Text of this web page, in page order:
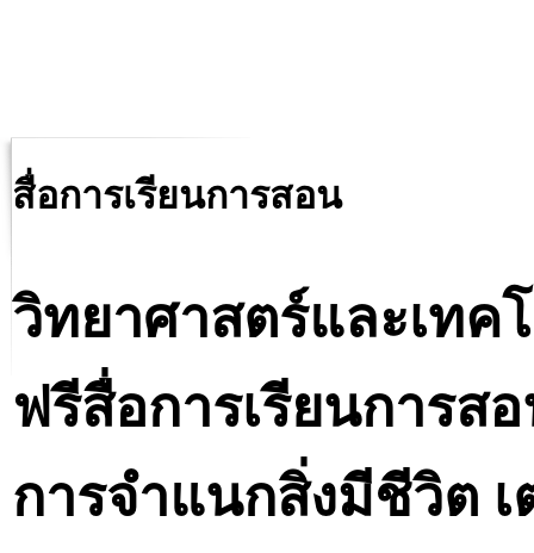
สื่อการเรียนการสอน
วิทยาศาสตร์และเทค
ฟรีสื่อการเรียนการส
การจำแนกสิ่งมีชีวิต เ